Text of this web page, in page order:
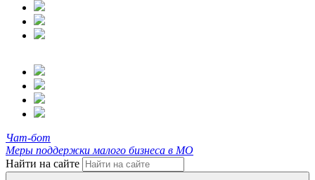
Чат-бот
Меры поддержки малого бизнеса в МО
Найти на сайте